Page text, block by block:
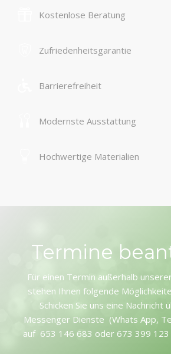
Kostenlose Beratung
Zufriedenheitsgarantie
Barrierefreiheit
Modernste Ausstattung
Hochwertige Materialien
Termine
Für einen Termin außerhalb
stehen Ihnen folgende
Schicken Sie uns eine Nachricht
Messenger Dienste (Whats App,
auf 653 146 683 oder 673 399 123